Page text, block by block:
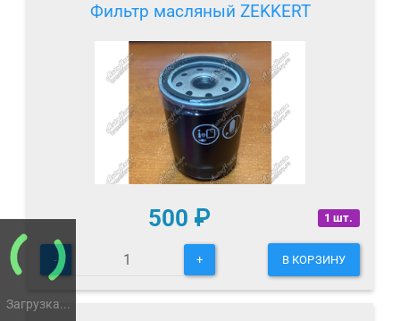
Загрузка...
Фильтр масляный ZEKKERT
1 шт.
500 ₽
- + В КОРЗИНУ